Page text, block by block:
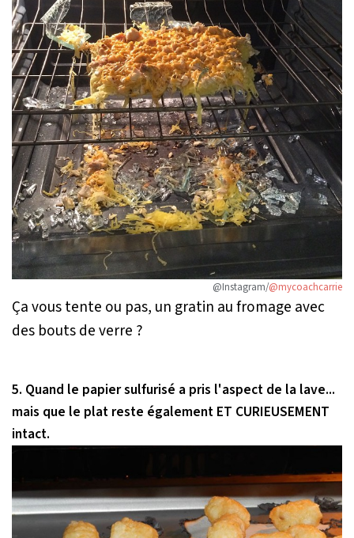
@Instagram/@mycoachcarrie
Ça vous tente ou pas, un gratin au fromage avec
des bouts de verre ?
5. Quand le papier sulfurisé a pris l'aspect de la lave...
mais que le plat reste également ET CURIEUSEMENT
intact.